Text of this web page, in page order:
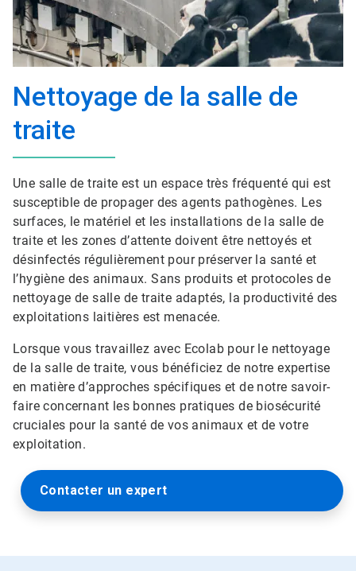
Nettoyage de la salle de
traite
Une salle de traite est un espace très fréquenté qui est
susceptible de propager des agents pathogènes. Les
surfaces, le matériel et les installations de la salle de
traite et les zones d’attente doivent être nettoyés et
désinfectés régulièrement pour préserver la santé et
l’hygiène des animaux. Sans produits et protocoles de
nettoyage de salle de traite adaptés, la productivité des
exploitations laitières est menacée.
Lorsque vous travaillez avec Ecolab pour le nettoyage
de la salle de traite, vous bénéficiez de notre expertise
en matière d’approches spécifiques et de notre savoir-
faire concernant les bonnes pratiques de biosécurité
cruciales pour la santé de vos animaux et de votre
exploitation.
Contacter un expert